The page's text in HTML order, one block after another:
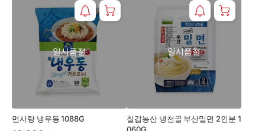
면사랑 냉우동 1088G
일시품절
칠갑농산 냉천골 부산밀면 2인분 1
일시품절